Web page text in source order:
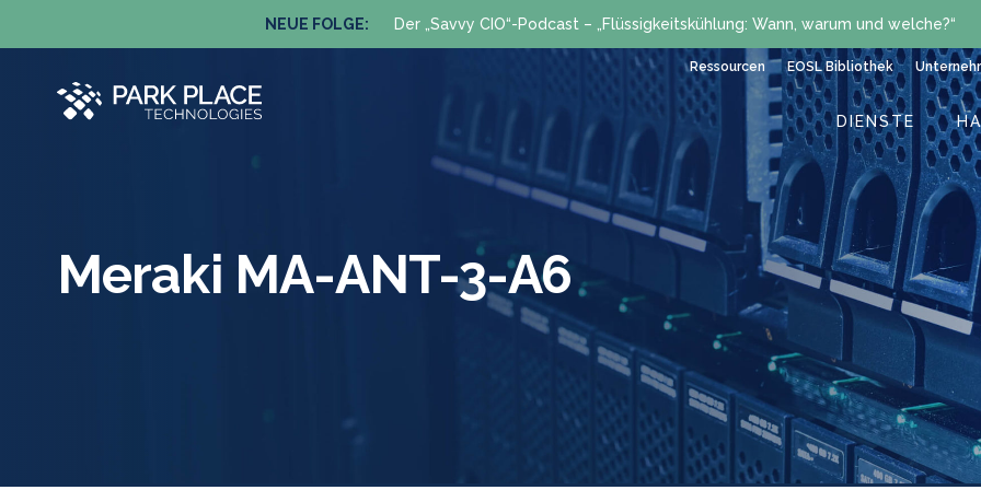
NEUE FOLGE: Der „Savvy CIO“-Podcast – „Flüssigkeitskühlung: Wann, warum und welche?“
Ressourcen EOSL Bibliothek
DIENSTE
Meraki MA-ANT-3-A6